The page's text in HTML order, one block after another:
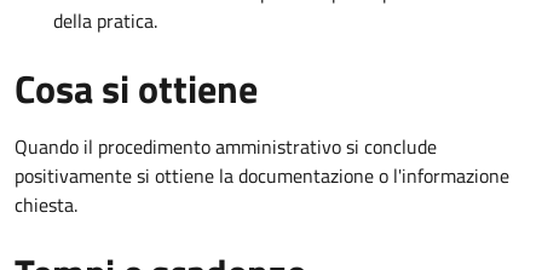
della pratica.
Cosa si ottiene
Quando il procedimento amministrativo si conclude
positivamente si ottiene la documentazione o l'informazione
chiesta.